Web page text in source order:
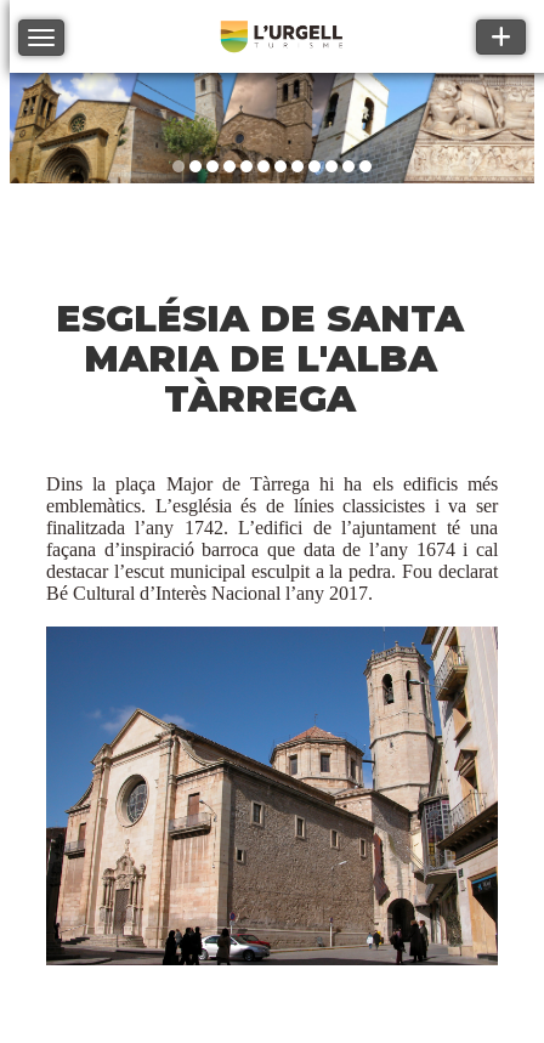
Toggle navigation
ESGLÉSIA DE SANTA
MARIA DE L'ALBA
TÀRREGA
Dins la plaça Major de Tàrrega hi ha els edificis més
emblemàtics. L’església és de línies classicistes i va ser
finalitzada l’any 1742. L’edifici de l’ajuntament té una
façana d’inspiració barroca que data de l’any 1674 i cal
destacar l’escut municipal esculpit a la pedra. Fou declarat
Bé Cultural d’Interès Nacional l’any 2017.